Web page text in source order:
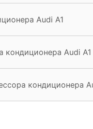
Audi A1
Audi A1
кондиционера